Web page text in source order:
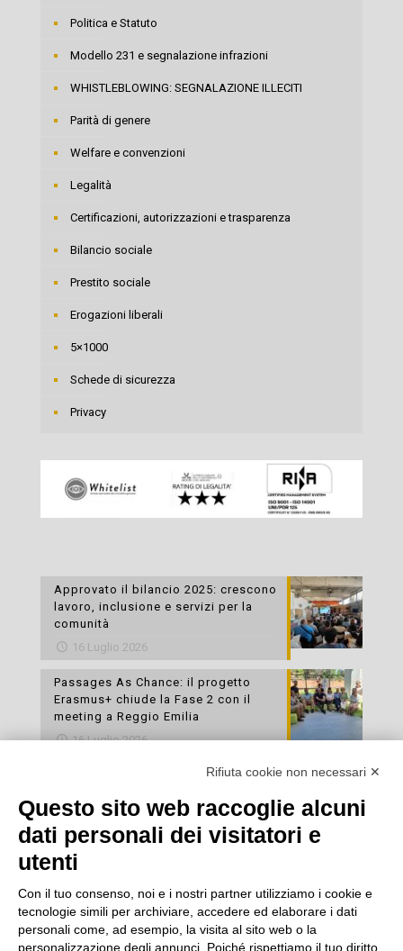
Politica e Statuto
Modello 231 e segnalazione infrazioni
WHISTLEBLOWING: SEGNALAZIONE ILLECITI
Parità di genere
Welfare e convenzioni
Legalità
Certificazioni, autorizzazioni e trasparenza
Bilancio sociale
Prestito sociale
Erogazioni liberali
5×1000
Schede di sicurezza
Privacy
Approvato il bilancio 2025: crescono
lavoro, inclusione e servizi per la
comunità
16 Luglio 2026
Passages As Chance: il progetto
Erasmus+ chiude la Fase 2 con il
meeting a Reggio Emilia
16 Luglio 2026
Esami di laboratorio preventivi
cura della propria salute
16 Luglio 2026
Rifiuta cookie non necessari ✕
Questo sito web raccoglie alcuni
dati personali dei visitatori e
utenti
Con il tuo consenso, noi e i nostri partner utilizziamo i cookie e
tecnologie simili per archiviare, accedere ed elaborare i dati
personali come, ad esempio, la visita al sito web o la
personalizzazione degli annunci. Poiché rispettiamo il tuo diritto